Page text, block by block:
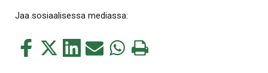
Jaa sosiaalisessa mediassa:
Jaa
Jaa
Jaa Jaa Jaa Tulosta